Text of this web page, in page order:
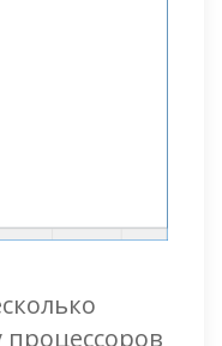
процессоров